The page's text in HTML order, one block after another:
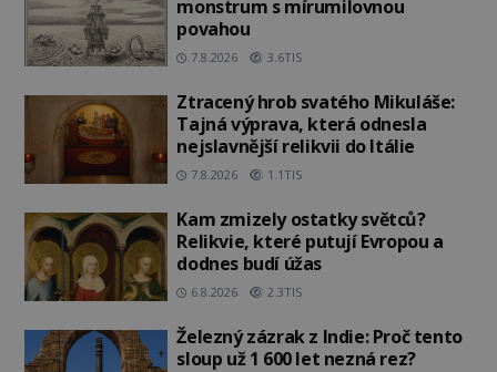
monstrum s mírumilovnou
povahou
7.8.2026 3.6TIS
Ztracený hrob svatého Mikuláše:
Tajná výprava, která odnesla
nejslavnější relikvii do Itálie
7.8.2026 1.1TIS
Kam zmizely ostatky světců?
Relikvie, které putují Evropou a
dodnes budí úžas
6.8.2026 2.3TIS
Železný zázrak z Indie: Proč tento
sloup už 1 600 let nezná rez?